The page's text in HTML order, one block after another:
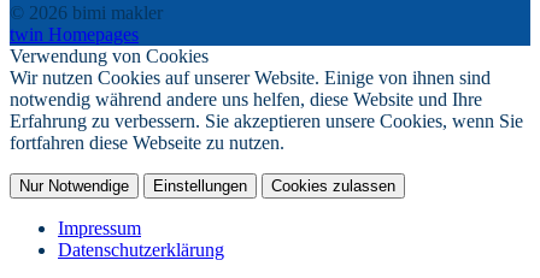
© 2026 bimi makler
twin Homepages
Verwendung von Cookies
Wir nutzen Cookies auf unserer Website. Einige von ihnen sind
notwendig während andere uns helfen, diese Website und Ihre
Erfahrung zu verbessern. Sie akzeptieren unsere Cookies, wenn Sie
fortfahren diese Webseite zu nutzen.
Nur Notwendige Einstellungen Cookies zulassen
Impressum
Datenschutzerklärung